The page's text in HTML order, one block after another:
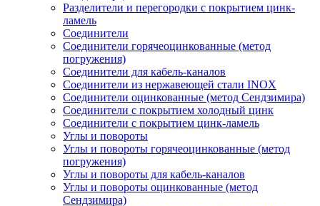
Разделители и перегородки с покрытием цинк-
ламель
Соединители
Соединители горячеоцинкованные (метод
погружения)
Соединители для кабель-каналов
Соединители из нержавеющей стали INOX
Соединители оцинкованные (метод Сендзимира)
Соединители с покрытием холодный цинк
Соединители с покрытием цинк-ламель
Углы и повороты
Углы и повороты горячеоцинкованные (метод
погружения)
Углы и повороты для кабель-каналов
Углы и повороты оцинкованные (метод
Сендзимира)